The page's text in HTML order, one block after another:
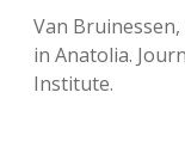
Van Bruinessen,
in Anatolia.
Institute.